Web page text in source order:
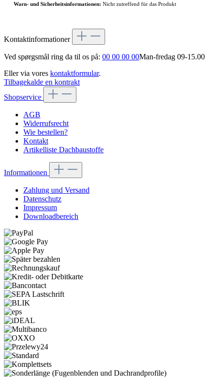
Warn- und Sicherheitsinformationen: Nicht zutreffend für das Produkt
Kontaktinformationer
Ved spørgsmål ring da til os på: 00 00 00 00Man-fredag 09-15.00
Eller via vores kontaktformular.
Tilbagekalde en kontrakt
Shopservice
AGB
Widerrufsrecht
Wie bestellen?
Kontakt
Artikelliste Dachbaustoffe
Informationen
Zahlung und Versand
Datenschutz
Impressum
Downloadbereich